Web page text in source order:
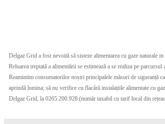
Delgaz Grid a fost nevoită să sisteze alimentarea cu gaze naturale
Reluarea treptată a alimentării se estimează a se realiza pe
Reamintim consumatorilor noștri principalele măsuri de siguranță
aprindă lumina; să nu verifice cu flacără instalațiile alimentate cu
Delgaz Grid, la 0265.200.928 (număr taxabil cu tarif local din